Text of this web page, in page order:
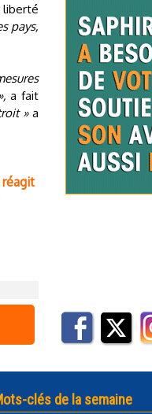
pays,
a fait
»a
réagit
clés de la semaine